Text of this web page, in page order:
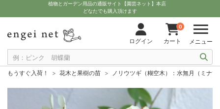
植物とガーデン用品の通販サイト【園芸ネット】本店
どなたでも購入頂けます
ログイン
0
カート メニュー
もうすぐ入荷！ 花木と果樹の苗 ノリウツギ（糊空木）：水無月（ミナ